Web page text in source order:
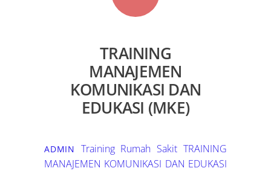
TRAINING
MANAJEMEN
KOMUNIKASI DAN
EDUKASI (MKE)
ADMIN Training Rumah Sakit TRAINING
MANAJEMEN KOMUNIKASI DAN EDUKASI